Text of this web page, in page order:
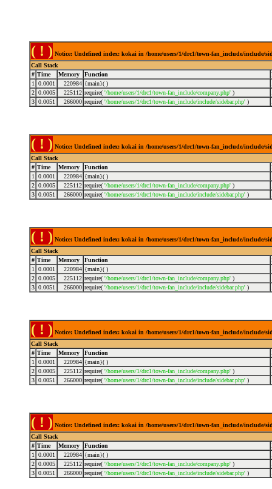
( ! ) Notice: Undefined index: kokai in /home/users/1/drc1/town-fan_include/include/
Call Stack
# Time Memory Function
1
0.0001 220984 {main}( )
2 0.0005 225112 require( '/home/users/1/drc1/town-fan_include/company.php' )
3 0.0051 266000 require( '/home/users/1/drc1/town-fan_include/include/sidebar.php' )
( ! ) Notice: Undefined index: kokai in /home/users/1/drc1/town-fan_include/include/
Call Stack
# Time Memory Function
1
0.0001 220984 {main}( )
2 0.0005 225112 require( '/home/users/1/drc1/town-fan_include/company.php' )
3 0.0051 266000 require( '/home/users/1/drc1/town-fan_include/include/sidebar.php' )
( ! ) Notice: Undefined index: kokai in /home/users/1/drc1/town-fan_include/include/
Call Stack
# Time Memory Function
1
0.0001 220984 {main}( )
2 0.0005 225112 require( '/home/users/1/drc1/town-fan_include/company.php' )
3 0.0051 266000 require( '/home/users/1/drc1/town-fan_include/include/sidebar.php' )
( ! ) Notice: Undefined index: kokai in /home/users/1/drc1/town-fan_include/include/
Call Stack
# Time Memory Function
1
0.0001 220984 {main}( )
2 0.0005 225112 require( '/home/users/1/drc1/town-fan_include/company.php' )
3 0.0051 266000 require( '/home/users/1/drc1/town-fan_include/include/sidebar.php' )
( ! ) Notice: Undefined index: kokai in /home/users/1/drc1/town-fan_include/include/
Call Stack
# Time Memory Function
1
0.0001 220984 {main}( )
2 0.0005 225112 require( '/home/users/1/drc1/town-fan_include/company.php' )
3 0.0051 266000 require( '/home/users/1/drc1/town-fan_include/include/sidebar.php' )